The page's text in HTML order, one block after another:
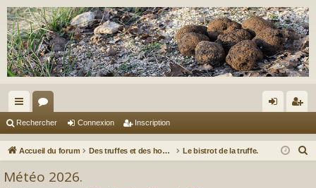
ac
co
or
u ne cri
Rechercher Connexion Inscription
Accueil du forum Des truffes et des hommes. Le bistrot de la truffe.
Météo 2026.